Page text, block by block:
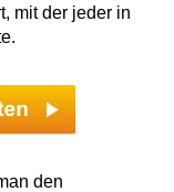
mit der jeder in
den